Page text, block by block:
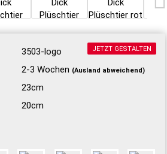
JETZT GESTALTEN
3503-logo
2-3 Wochen (Ausland abweichend)
23cm
20cm